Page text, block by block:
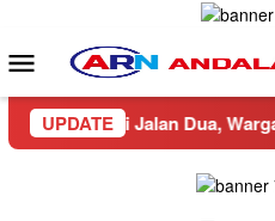
konten
Menu
Mobile
UPDATE
di Jalan Dua, Warga